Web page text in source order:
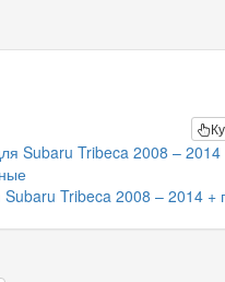
Subaru Tribeca 2008 – 2014 +